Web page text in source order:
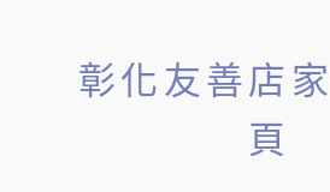
彰化友善店
頁